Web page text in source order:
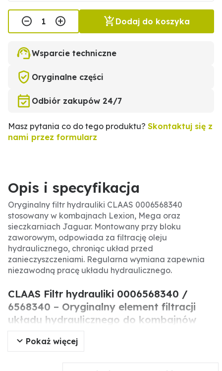
Dodaj do koszyka
Wsparcie techniczne
Oryginalne części
Odbiór zakupów 24/7
Masz pytania co do tego produktu? Skontaktuj się z
nami przez formularz
Opis i specyfikacja
Oryginalny filtr hydrauliki CLAAS 0006568340
stosowany w kombajnach Lexion, Mega oraz
sieczkarniach Jaguar. Montowany przy bloku
zaworowym, odpowiada za filtrację oleju
hydraulicznego, chroniąc układ przed
zanieczyszczeniami. Regularna wymiana zapewnia
niezawodną pracę układu hydraulicznego.
CLAAS Filtr hydrauliki 0006568340 /
6568340 – Oryginalny element filtracji
układu hydraulicznego do kombajnów
Lexion, Mega i sieczkarni Jaguar.
Pokaż więcej